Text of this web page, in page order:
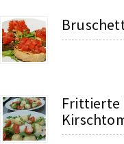
Frittierte